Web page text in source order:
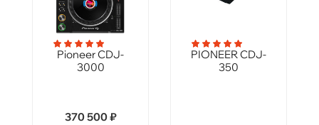
Pioneer CDJ-
3000
370 500 ₽
PIONEER CDJ-
350